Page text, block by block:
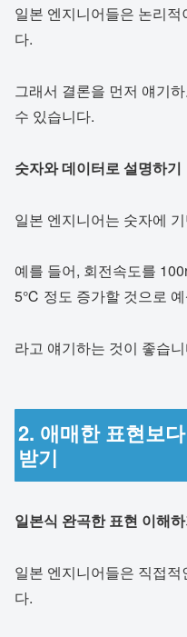
일본 엔지니어들은 논리
다.
그래서 결론을 먼저 얘기
수 있습니다.
숫자와 데이터로 설명하기
일본 엔지니어는 숫자에
예를 들어, 회전속도를
5℃ 정도 증가할 것으로 예
라고 얘기하는 것이 좋습
2. 애매한 표현보
받기
일본식 완곡한 표현 이해
일본 엔지니어들은 직접
다.